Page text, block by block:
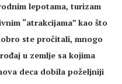
lepotama, turizam
“atrakcijama” kao što
ste pročitali, mnogo
u zemlje sa kojima
deca dobila poželjniji